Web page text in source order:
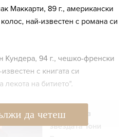
Маккарти, 89 г., американски
най-известен с романа си
Кундера, 94 г., чешко-френски
с книгата си
лекота на битието".
Поп и джаз
звездата Тони
да четеш